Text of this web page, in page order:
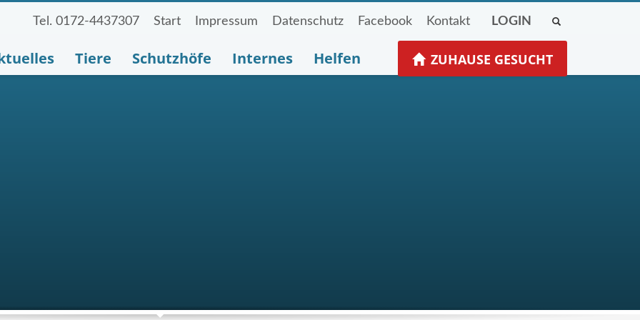
Tel. 0172-4437307 Start Impressum Datenschutz Facebook Kontakt LOGIN
Tiere Schutzhöfe Internes Helfen ZUHAUSE GESUCHT